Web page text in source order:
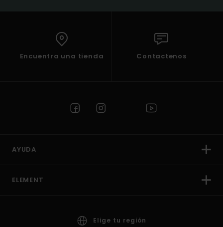
Encuentra una tienda Contactenos
AYUDA
ELEMENT
Elige tu región